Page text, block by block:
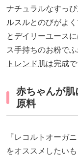
ナチュラルなすっ
ルスルとのびがよ
とデイリーユース
ス手持ちのお粉で
トレンド 肌は完成で
赤ちゃんが肌
原料
『レコルトオーガ
をオススメしたい